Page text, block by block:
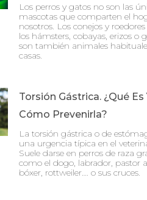
Los perros y gatos no son las
mascotas que comparten el
nosotros. Los conejos y
los hámsters, cobayas, erizos o
son también animales
casas.
Torsión Gástrica. ¿Qué Es
Cómo Prevenirla?
La torsión gástrica o de
una urgencia típica en el
Suele darse en perros de raza
como el dogo, labrador, pastor
bóxer, rottweiler…. o sus cruces.